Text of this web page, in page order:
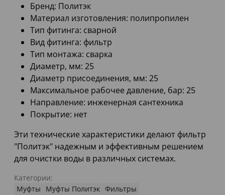
Бренд: Политэк
Материал изготовления: полипропилен
Тип фитинга: сварной
Вид фитинга: фильтр
Тип монтажа: сварка
Диаметр, мм: 25
Диаметр присоединения, мм: 25
Максимальное рабочее давление, бар: 25
Направление: инженерная сантехника
Покрытие: нет
Эти технические характеристики делают фильтр
"Политэк" надежным и эффективным решением
для очистки воды в различных системах.
Категории:
Муфты
Муфты Политэк Фильтры